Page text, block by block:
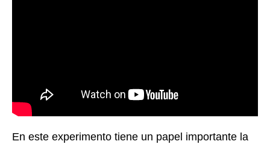
En este experimento tiene un papel importante la